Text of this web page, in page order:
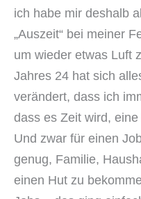
ich habe mir deshalb
„Auszeit“ bei meiner
um wieder etwas Luft
Jahres 24 hat sich
verändert, dass ich
dass es Zeit wird,
Und zwar für einen
genug, Familie,
einen Hut zu